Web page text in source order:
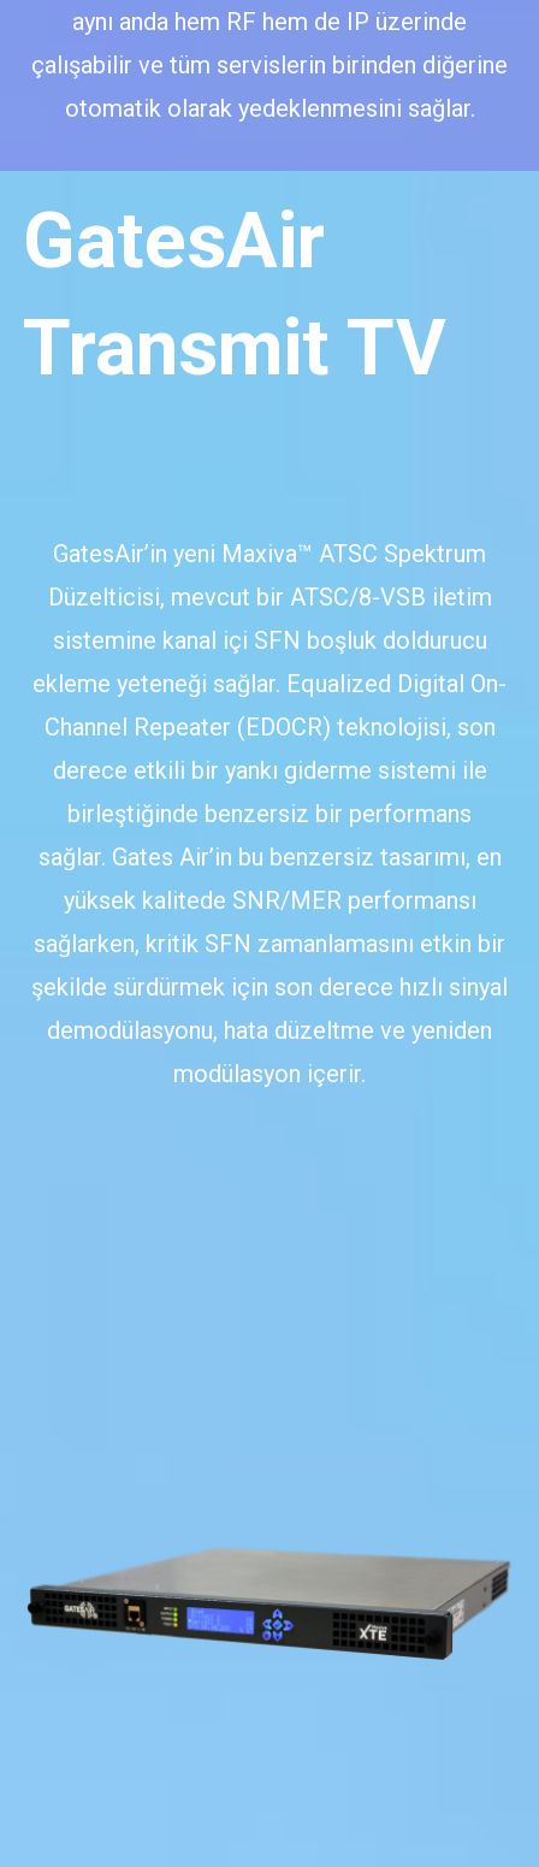
aynı anda hem RF hem de IP üzerinde
çalışabilir ve tüm servislerin birinden diğerine
otomatik olarak yedeklenmesini sağlar.
GatesAir
Transmit TV
GatesAir’in yeni Maxiva™ ATSC Spektrum
Düzelticisi, mevcut bir ATSC/8-VSB iletim
sistemine kanal içi SFN boşluk doldurucu
ekleme yeteneği sağlar. Equalized Digital On-
Channel Repeater (EDOCR) teknolojisi, son
derece etkili bir yankı giderme sistemi ile
birleştiğinde benzersiz bir performans
sağlar. Gates Air’in bu benzersiz tasarımı, en
yüksek kalitede SNR/MER performansı
sağlarken, kritik SFN zamanlamasını etkin bir
şekilde sürdürmek için son derece hızlı sinyal
demodülasyonu, hata düzeltme ve yeniden
modülasyon içerir.